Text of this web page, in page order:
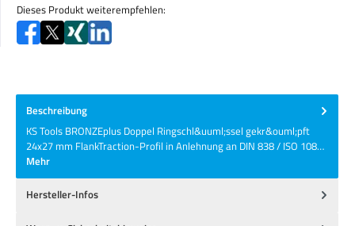
Dieses Produkt weiterempfehlen:
Beschreibung
KS Tools BRONZEplus Doppel Ringschl&uuml;ssel gekr&ouml;pft
24x27 mm FlankTraction-Profil in Anlehnung an DIN 838 / ISO 108…
Mehr
Hersteller-Infos